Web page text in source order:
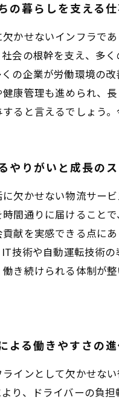
の暮らしを支える
かせないインフラで
会の根幹を支え、多
の企業が労働環境の
康管理も進められ、
ると言えるでしょう
やりがいと成長の
欠かせない物流サー
間通りに届けること
献を実感できる点に
技術や自動運転技術
き続けられる体制が
よる働きやすさの進
インとして欠かせな
り、ドライバーの負